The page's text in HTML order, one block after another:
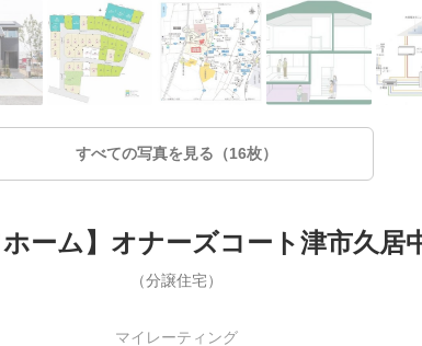
すべての写真を見る（16枚）
ホーム】オナーズコート津市久居
（分譲住宅）
マイレーティング